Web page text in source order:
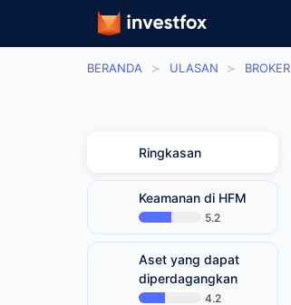
BERANDA ULASAN BROKER
Ringkasan
Keamanan di HFM
5.2
Aset yang dapat
diperdagangkan
4.2